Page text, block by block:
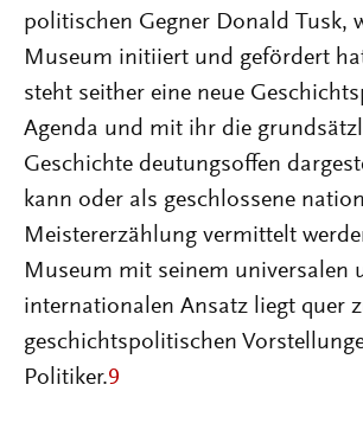
politischen Gegner Donald Tusk,
Museum initiiert und gefördert
steht seither eine neue
Agenda und mit ihr die
Geschichte deutungsoffen
kann oder als geschlossene
Meistererzählung vermittelt
Museum mit seinem universalen
internationalen Ansatz liegt quer
geschichtspolitischen
Politiker.9